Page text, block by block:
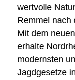
wertvolle
Remmel nach
Mit dem
erhalte
modernsten
Jagdgesetze